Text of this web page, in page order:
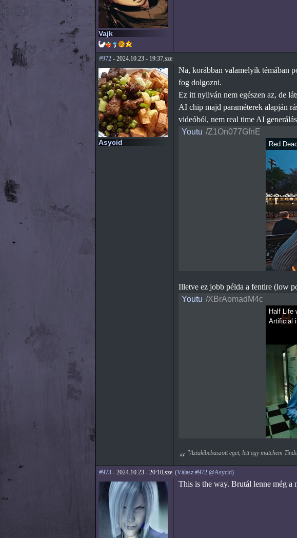
Vajk
#972- 2024.10.23 - 19:37,sze
Asycid
Na, korábban valamelyik témában
fog dolgozni.
Ez itt nyilván nem egészen az, de
AI chip majd paraméterek alapján
videóból, nem real time AI
Youtu /Z1On077GfnE
Red
Illetve ez jobb példa a fentire (low
Youtu /XBrAomadM4c
Half Life
Artificial
"Aztakibebaszott eget, lett egy matchem
#973- 2024.10.23 - 20:10,sze (Válasz #972 @Asycid)
This is the way. Brutál lenne még a